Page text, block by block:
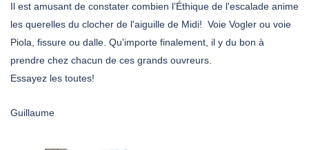
Il est amusant de constater combien l’Éthique de l'escalade anime
les querelles du clocher de l'aiguille de Midi! Voie Vogler ou voie
Piola, fissure ou dalle. Qu'importe finalement, il y du bon à
prendre chez chacun de ces grands ouvreurs.
Essayez les toutes!
Guillaume